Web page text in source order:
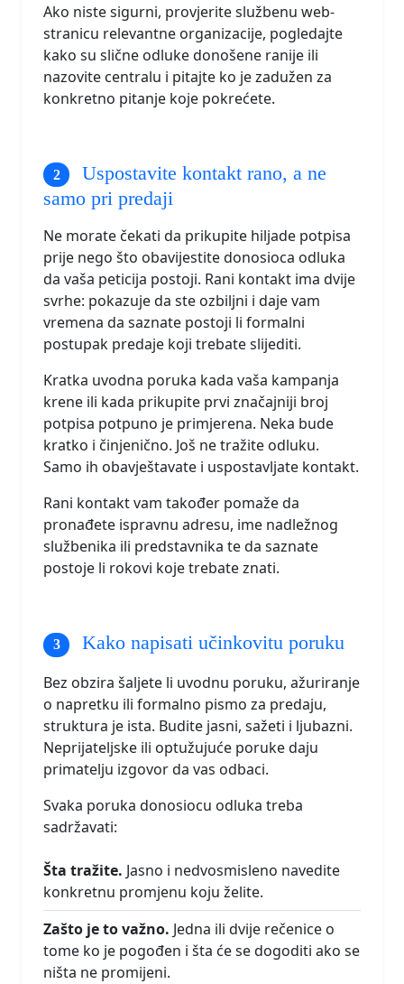
Ako niste sigurni, provjerite službenu web-
stranicu relevantne organizacije, pogledajte
kako su slične odluke donošene ranije ili
nazovite centralu i pitajte ko je zadužen za
konkretno pitanje koje pokrećete.
Uspostavite kontakt rano, a ne
samo pri predaji
Ne morate čekati da prikupite hiljade potpisa
prije nego što obavijestite donosioca odluka
da vaša peticija postoji. Rani kontakt ima dvije
svrhe: pokazuje da ste ozbiljni i daje vam
vremena da saznate postoji li formalni
postupak predaje koji trebate slijediti.
Kratka uvodna poruka kada vaša kampanja
krene ili kada prikupite prvi značajniji broj
potpisa potpuno je primjerena. Neka bude
kratko i činjenično. Još ne tražite odluku.
Samo ih obavještavate i uspostavljate kontakt.
Rani kontakt vam također pomaže da
pronađete ispravnu adresu, ime nadležnog
službenika ili predstavnika te da saznate
postoje li rokovi koje trebate znati.
Kako napisati učinkovitu poruku
Bez obzira šaljete li uvodnu poruku, ažuriranje
o napretku ili formalno pismo za predaju,
struktura je ista. Budite jasni, sažeti i ljubazni.
Neprijateljske ili optužujuće poruke daju
primatelju izgovor da vas odbaci.
Svaka poruka donosiocu odluka treba
sadržavati:
Šta tražite. Jasno i nedvosmisleno navedite
konkretnu promjenu koju želite.
Zašto je to važno. Jedna ili dvije rečenice o
tome ko je pogođen i šta će se dogoditi ako se
ništa ne promijeni.